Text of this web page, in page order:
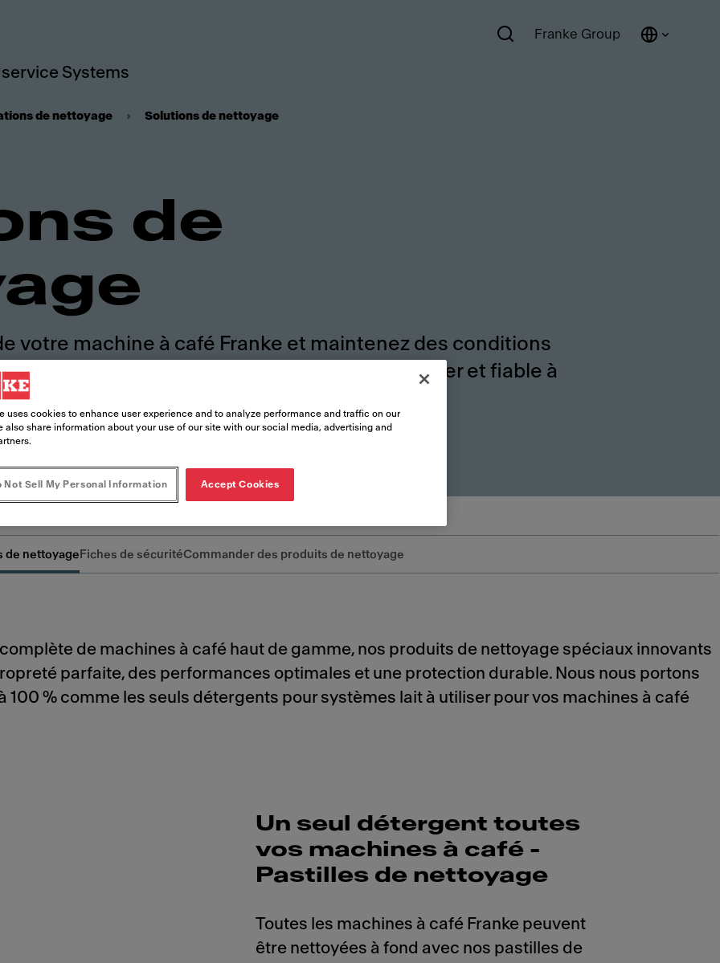
Systems
Franke Group
de nettoyage Solutions de nettoyage
de
votre machine à café Franke et maintenez des conditions
de café constante grâce à un nettoyage régulier et fiable à
lait Franke.
de nettoyage Fiches de sécuritéCommander des produits de nettoyage
de machines à café haut de gamme, nos produits de nettoyage spéciaux innovants
parfaite, des performances optimales et une protection durable. Nous nous portons
% comme les seuls détergents pour systèmes lait à utiliser pour vos machines à café
Un seul détergent toutes
vos machines à café -
Pastilles de nettoyage
Toutes les machines à café Franke peuvent
être nettoyées à fond avec nos pastilles de
uses cookies to enhance user experience and to analyze performance and traffic on our
also share information about your use of our site with our social media, advertising and
Not Sell My Personal Information Accept Cookies